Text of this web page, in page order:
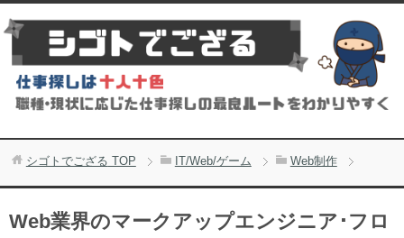
シゴトでござる TOP IT/Web/ゲーム Web制作
Web業界のマークアップエンジニア･フロ